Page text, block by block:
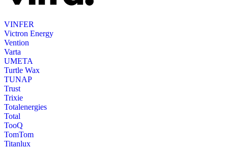
VINFER
Victron Energy
Vention
Varta
UMETA
Turtle Wax
TUNAP
Trust
Trixie
Totalenergies
Total
TooQ
TomTom
Titanlux